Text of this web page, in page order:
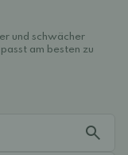
und schwächer
am besten zu